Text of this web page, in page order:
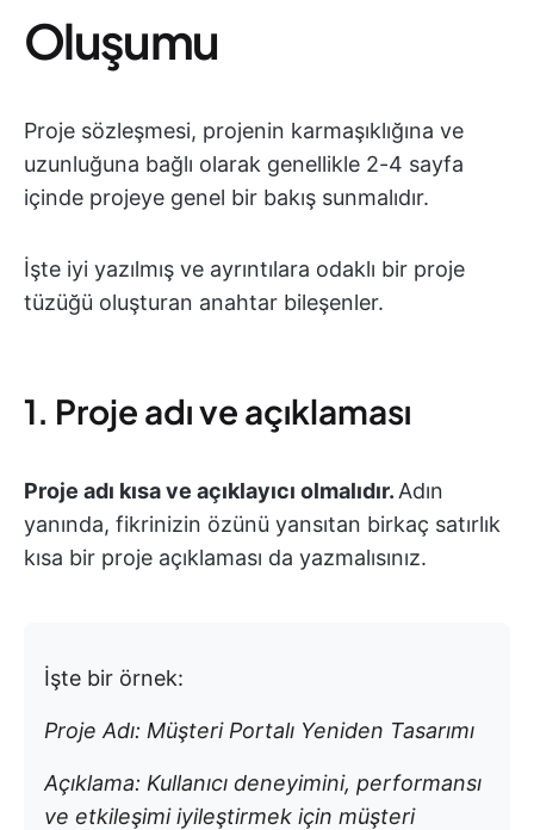
Oluşumu
Proje sözleşmesi, projenin karmaşıklığına ve
uzunluğuna bağlı olarak genellikle 2-4 sayfa
içinde projeye genel bir bakış sunmalıdır.
İşte iyi yazılmış ve ayrıntılara odaklı bir proje
tüzüğü oluşturan anahtar bileşenler.
1. Proje adı ve açıklaması
Proje adı kısa ve açıklayıcı olmalıdır. Adın
yanında, fikrinizin özünü yansıtan birkaç satırlık
kısa bir proje açıklaması da yazmalısınız.
İşte bir örnek:
Proje Adı: Müşteri Portalı Yeniden Tasarımı
Açıklama: Kullanıcı deneyimini, performansı
ve etkileşimi iyileştirmek için müşteri